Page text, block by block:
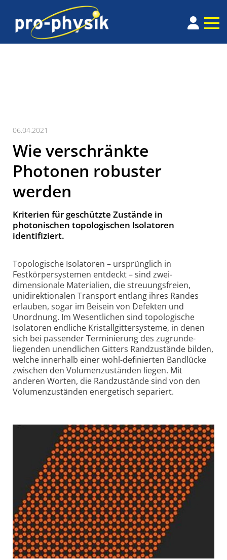
06.04.2021
Wie verschränkte
Photonen robuster
werden
Kriterien für geschützte Zustände in
photonischen topologischen Isolatoren
identifiziert.
Topologische Isolatoren – ursprünglich in
Festkörper­systemen entdeckt – sind zwei-
dimensionale Materialien, die streuungs­freien,
unidirektionalen Transport entlang ihres Randes
erlauben, sogar im Beisein von Defekten und
Unordnung. Im Wesentlichen sind topologische
Isolatoren endliche Kristall­gitter­systeme, in denen
sich bei passender Terminierung des zugrunde­
liegenden unendlichen Gitters Randzustände bilden,
welche innerhalb einer wohl-definierten Bandlücke
zwischen den Volumen­zuständen liegen. Mit
anderen Worten, die Randzustände sind von den
Volumen­zuständen energetisch separiert.